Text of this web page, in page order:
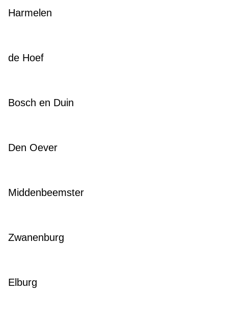
Harmelen
de Hoef
Bosch en Duin
Den Oever
Middenbeemster
Zwanenburg
Elburg